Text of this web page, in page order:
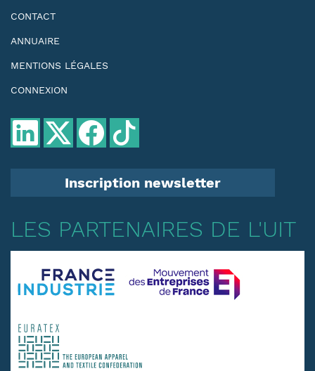
CONTACT
ANNUAIRE
MENTIONS LÉGALES
CONNEXION
Inscription newsletter
LES PARTENAIRES DE L'UIT